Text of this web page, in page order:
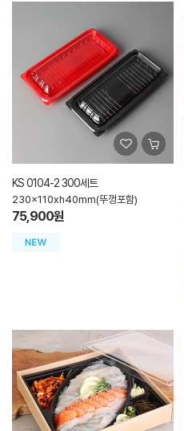
KS 0104-2 300세트
230x110xh40mm(뚜껑포함)
75,900원